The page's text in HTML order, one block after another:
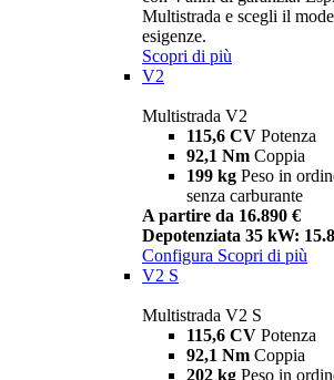
Multistrada e scegli il
esigenze.
Scopri di più
V2
Multistrada V2
115,6 CV Potenza
92,1 Nm Coppia
199 kg Peso in
senza carburante
A partire da 16.890 €
Depotenziata 35 kW:
Configura Scopri di più
V2 S
Multistrada V2 S
115,6 CV Potenza
92,1 Nm Coppia
202 kg Peso in